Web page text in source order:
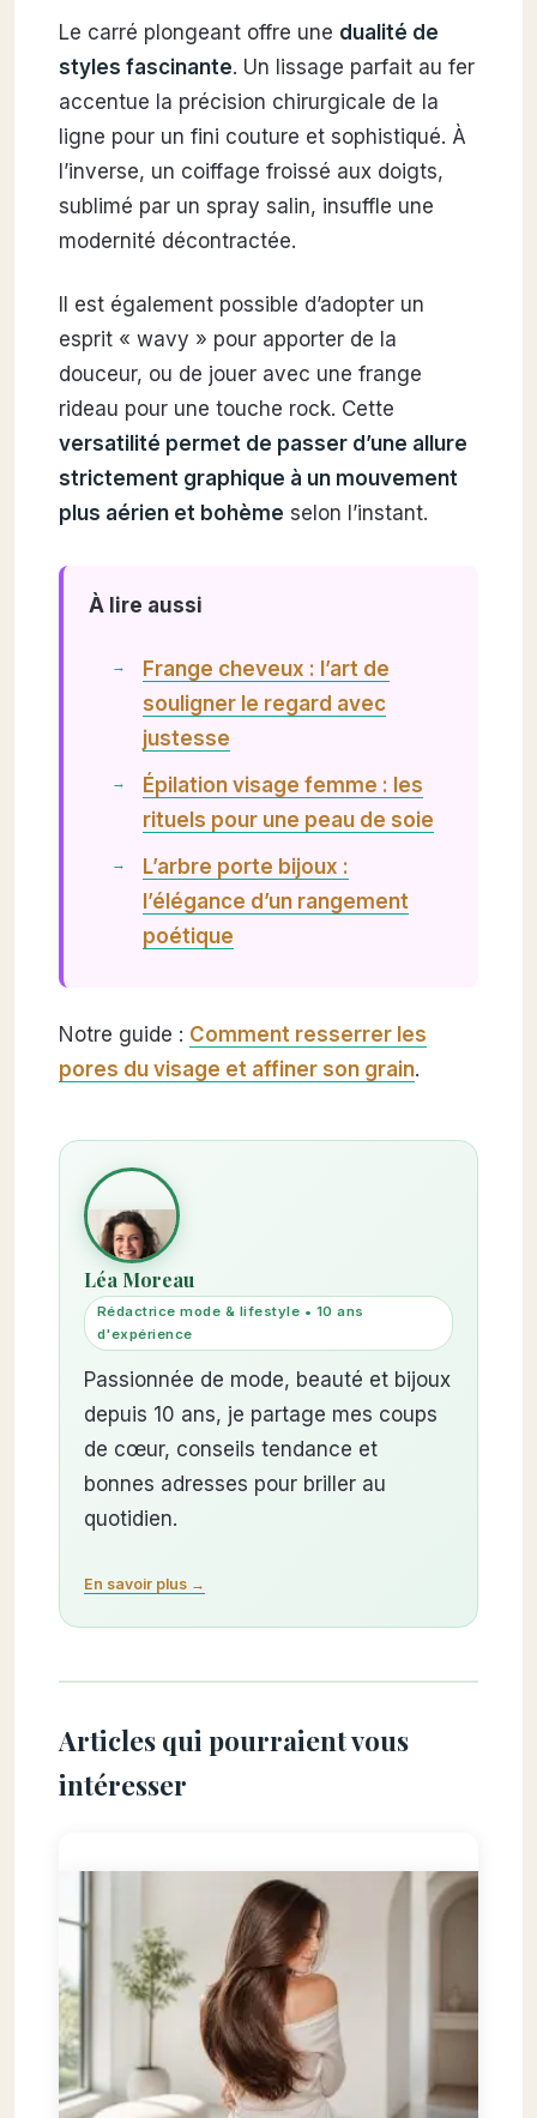
Le carré plongeant offre une dualité de
styles fascinante. Un lissage parfait au fer
accentue la précision chirurgicale de la
ligne pour un fini couture et sophistiqué. À
l’inverse, un coiffage froissé aux doigts,
sublimé par un spray salin, insuffle une
modernité décontractée.
Il est également possible d’adopter un
esprit « wavy » pour apporter de la
douceur, ou de jouer avec une frange
rideau pour une touche rock. Cette
versatilité permet de passer d’une allure
strictement graphique à un mouvement
plus aérien et bohème selon l’instant.
À lire aussi
Frange cheveux : l’art de
souligner le regard avec
justesse
Épilation visage femme : les
rituels pour une peau de soie
L’arbre porte bijoux :
l’élégance d’un rangement
poétique
Notre guide : Comment resserrer les
pores du visage et affiner son grain.
Léa Moreau
Rédactrice mode & lifestyle • 10 ans
d'expérience
Passionnée de mode, beauté et bijoux
depuis 10 ans, je partage mes coups
de cœur, conseils tendance et
bonnes adresses pour briller au
quotidien.
En savoir plus →
Articles qui pourraient vous
intéresser